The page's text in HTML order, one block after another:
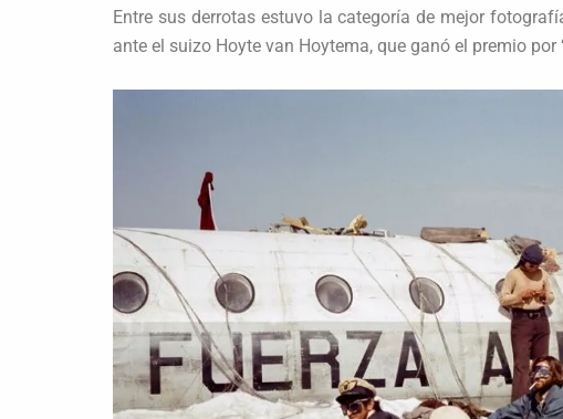
Entre sus derrotas estuvo la categoría de mejor
ante el suizo Hoyte van Hoytema, que ganó el premio por